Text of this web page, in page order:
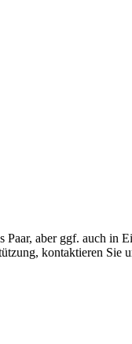
aber ggf. auch in
kontaktieren Sie